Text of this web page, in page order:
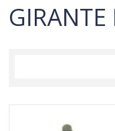
GIRANTE